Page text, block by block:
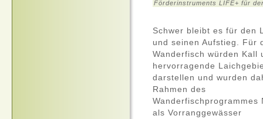
Förderinstruments LIFE+ für
Schwer bleibt es für den
und seinen Aufstieg. Für
Wanderfisch würden Kall
hervorragende
darstellen und wurden
Rahmen des
Wanderfischprogrammes
als Vorranggewässer